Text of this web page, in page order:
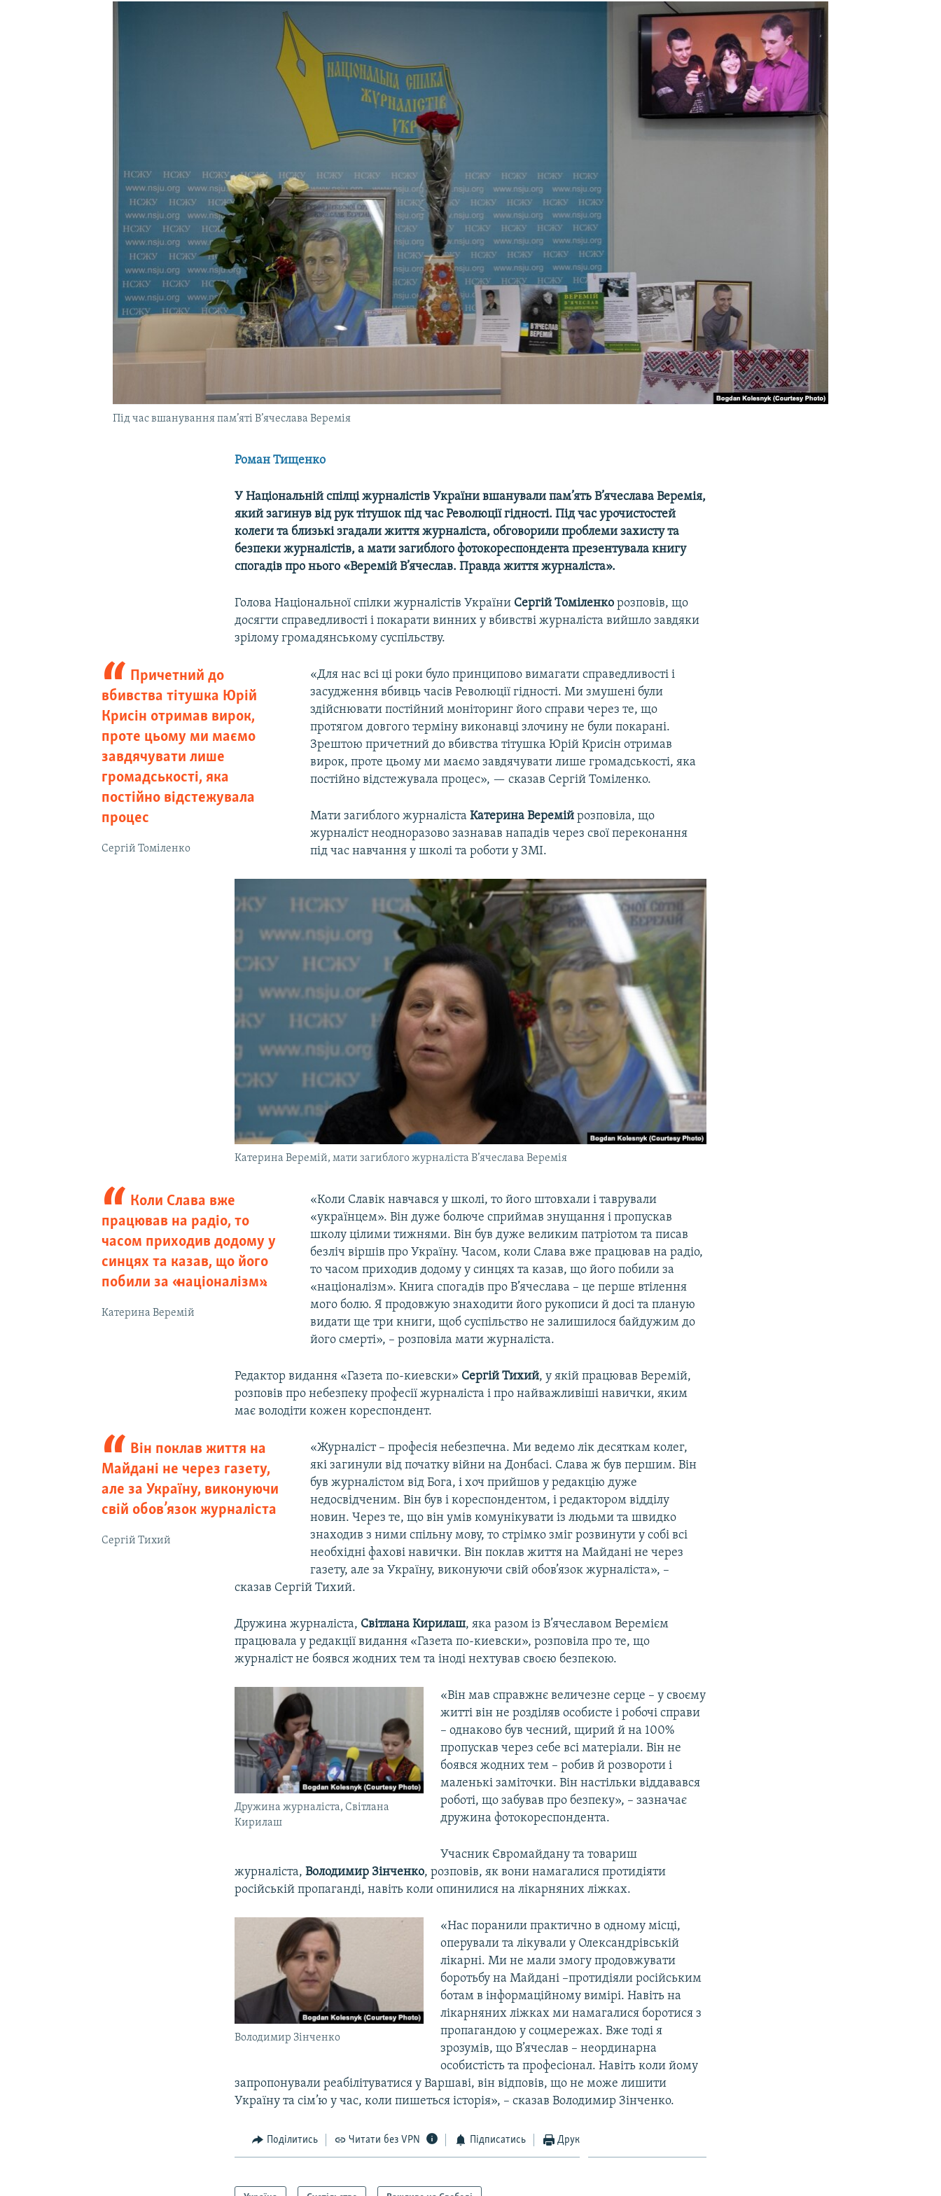
Під час вшанування пам’яті В’ячеслава Веремія
Роман Тищенко
У Національній спілці журналістів України вшанували пам’ять В’ячеслава Веремія,
який загинув від рук тітушок під час Революції гідності. Під час урочистостей
колеги та близькі згадали життя журналіста, обговорили проблеми захисту та
безпеки журналістів, а мати загиблого фотокореспондента презентувала книгу
спогадів про нього «Веремій В’ячеслав. Правда життя журналіста».
Голова Національної спілки журналістів України Сергій Томіленко розповів, що
досягти справедливості і покарати винних у вбивстві журналіста вийшло завдяки
зрілому громадянському суспільству.
Причетний до
вбивства тітушка Юрій
Крисін отримав вирок,
проте цьому ми маємо
завдячувати лише
громадськості, яка
постійно відстежувала
процес
Сергій Томіленко
«Для нас всі ці роки було принципово вимагати справедливості і
засудження вбивць часів Революції гідності. Ми змушені були
здійснювати постійний моніторинг його справи через те, що
протягом довгого терміну виконавці злочину не були покарані.
Зрештою причетний до вбивства тітушка Юрій Крисін отримав
вирок, проте цьому ми маємо завдячувати лише громадськості, яка
постійно відстежувала процес», — сказав Сергій Томіленко.
Мати загиблого журналіста Катерина Веремій розповіла, що
журналіст неодноразово зазнавав нападів через свої переконання
під час навчання у школі та роботи у ЗМІ.
Катерина Веремій, мати загиблого журналіста В’ячеслава Веремія
Коли Слава вже
працював на радіо, то
часом приходив додому у
синцях та казав, що його
побили за «націоналізм».
Катерина Веремій
«Коли Славік навчався у школі, то його штовхали і таврували
«українцем». Він дуже болюче сприймав знущання і пропускав
школу цілими тижнями. Він був дуже великим патріотом та писав
безліч віршів про Україну. Часом, коли Слава вже працював на радіо,
то часом приходив додому у синцях та казав, що його побили за
«націоналізм». Книга спогадів про В’ячеслава – це перше втілення
мого болю. Я продовжую знаходити його рукописи й досі та планую
видати ще три книги, щоб суспільство не залишилося байдужим до
його смерті», – розповіла мати журналіста.
Редактор видання «Газета по-киевски» Сергій Тихий, у якій працював Веремій,
розповів про небезпеку професії журналіста і про найважливіші навички, яким
має володіти кожен кореспондент.
Він поклав життя на
Майдані не через газету,
але за Україну, виконуючи
свій обов’язок журналіста
Сергій Тихий
«Журналіст – професія небезпечна. Ми ведемо лік десяткам колег,
які загинули від початку війни на Донбасі. Слава ж був першим. Він
був журналістом від Бога, і хоч прийшов у редакцію дуже
недосвідченим. Він був і кореспондентом, і редактором відділу
новин. Через те, що він умів комунікувати із людьми та швидко
знаходив з ними спільну мову, то стрімко зміг розвинути у собі всі
необхідні фахові навички. Він поклав життя на Майдані не через
газету, але за Україну, виконуючи свій обов’язок журналіста», –
сказав Сергій Тихий.
Дружина журналіста, Світлана Кирилаш, яка разом із В’ячеславом Веремієм
працювала у редакції видання «Газета по-киевски», розповіла про те, що
журналіст не боявся жодних тем та іноді нехтував своєю безпекою.
Дружина журналіста, Світлана
Кирилаш
«Він мав справжнє величезне серце – у своєму
житті він не розділяв особисте і робочі справи
– однаково був чесний, щирий й на 100%
пропускав через себе всі матеріали. Він не
боявся жодних тем – робив й розвороти і
маленькі заміточки. Він настільки віддавався
роботі, що забував про безпеку», – зазначає
дружина фотокореспондента.
Учасник Євромайдану та товариш
журналіста,Володимир Зінченко, розповів, як вони намагалися протидіяти
російській пропаганді, навіть коли опинилися на лікарняних ліжках.
Володимир Зінченко
«Нас поранили практично в одному місці,
оперували та лікували у Олександрівській
лікарні. Ми не мали змогу продовжувати
боротьбу на Майдані –протидіяли російським
ботам в інформаційному вимірі. Навіть на
лікарняних ліжках ми намагалися боротися з
пропагандою у соцмережах. Вже тоді я
зрозумів, що В’ячеслав – неординарна
особистість та професіонал. Навіть коли йому
запропонували реабілітуватися у Варшаві, він відповів, що не може лишити
Україну та сім’ю у час, коли пишеться історія», – сказав Володимир Зінченко.
Поділитись Читати без VPN Підписатись Друк